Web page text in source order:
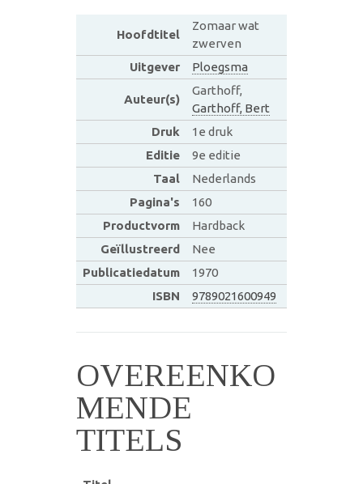
Hoofdtitel
Zomaar wat
zwerven
Uitgever
Ploegsma
Auteur(s)
Garthoff,
Garthoff, Bert
Druk
1e druk
Editie
9e editie
Taal
Nederlands
Pagina's
160
Productvorm
Hardback
Geïllustreerd
Nee
Publicatiedatum
1970
ISBN
9789021600949
OVEREENKO
MENDE
TITELS